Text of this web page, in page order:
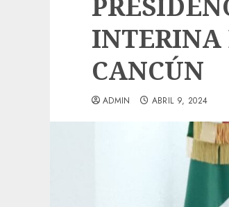
INTERINA
CANCÚN
ADMIN ABRIL 9, 2024
Obra de pavimentación de
mejorada. Interviene CASF
JULIO 27, 2026